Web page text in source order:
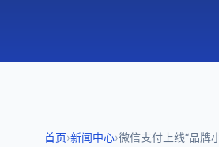
首页›新闻中心›微信支付上线“品牌